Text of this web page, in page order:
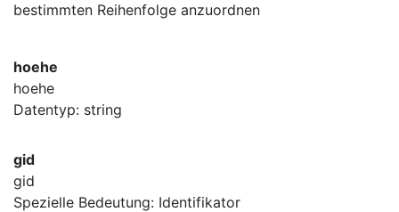
bestimmten Reihenfolge anzuordnen
hoehe
hoehe
Datentyp: string
gid
gid
Spezielle Bedeutung: Identifikator